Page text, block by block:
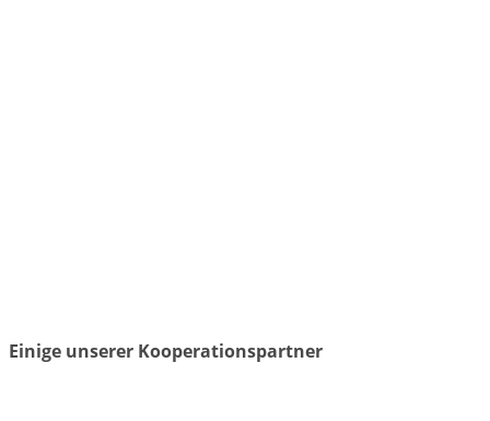
Einige unserer Kooperationspartner